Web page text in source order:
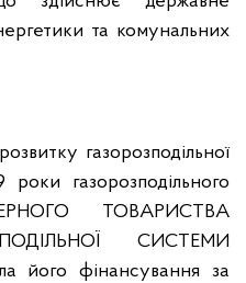
та комунальних
газорозподільної
газорозподільного
ТОВАРИСТВА
СИСТЕМИ
його фінансування за